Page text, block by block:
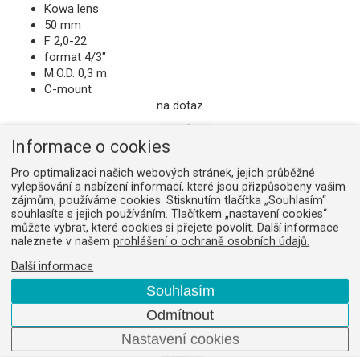
Kowa lens
50 mm
F 2,0-22
format 4/3"
M.O.D. 0,3 m
C-mount
na dotaz
Obj Kowa LM8HC 8mm/f1,4
Obj. číslo: 11092599
Kowa lens
8 mm
F 1,4-16
format 1"
na dotaz
Informace o cookies
Pro optimalizaci našich webových stránek, jejich průběžné
vylepšování a nabízení informací, které jsou přizpůsobeny vašim
zájmům, používáme cookies. Stisknutím tlačítka „Souhlasím“
souhlasíte s jejich používáním. Tlačítkem „nastavení cookies“
můžete vybrat, které cookies si přejete povolit. Další informace
naleznete v našemprohlášení o ochraně osobních údajů.
Další informace
Souhlasím
Odmítnout
Nastavení cookies